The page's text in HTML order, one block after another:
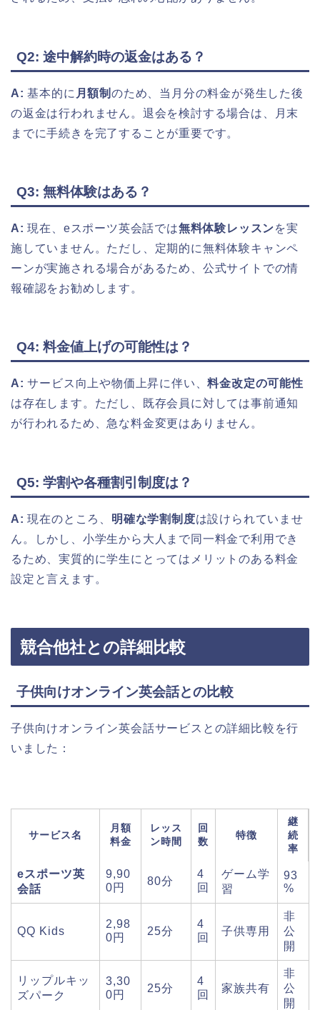
Q2: 途中解約時の返金はある？
A: 基本的に 月額制のため、当月分の料金が発生した後
の返金は行われません。退会を検討する場合は、月末
までに手続きを完了することが重要です。
Q3: 無料体験はある？
A: 現在、eスポーツ英会話では無料体験レッスンを実
施していません。ただし、定期的に無料体験キャンペ
ーンが実施される場合があるため、公式サイトでの情
報確認をお勧めします。
Q4: 料金値上げの可能性は？
A: サービス向上や物価上昇に伴い、料金改定の可能性
は存在します。ただし、既存会員に対しては事前通知
が行われるため、急な料金変更はありません。
Q5: 学割や各種割引制度は？
A: 現在のところ、 明確な学割制度は設けられていませ
ん。しかし、小学生から大人まで同一料金で利用でき
るため、実質的に学生にとってはメリットのある料金
設定と言えます。
競合他社との詳細比較
子供向けオンライン英会話との比較
子供向けオンライン英会話サービスとの詳細比較を行
いました：
サービス名
月額
料金
レッス
ン時間
回
数
特徴
継
続
率
eスポーツ英
会話
9,90
0円
80分
4
回
ゲーム学
習
93
%
QQ Kids
2,98
0円
25分
4
回
子供専用
非
公
開
リップルキッ
ズパーク
3,30
0円
25分
4
回
家族共有
非
公
開